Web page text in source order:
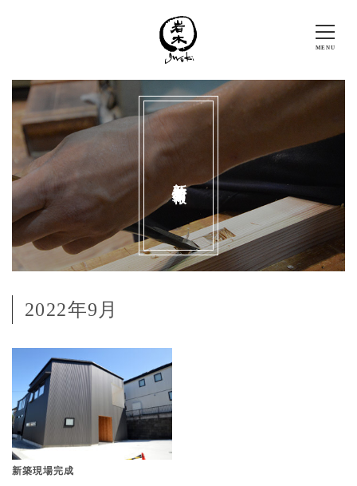
2022年9月
新築現場完成